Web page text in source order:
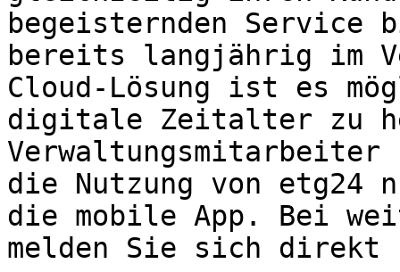
begeisternden Service
bereits langjährig im
Cloud-Lösung ist es
digitale Zeitalter zu
Verwaltungsmitarbeiter
die Nutzung von etg24
die mobile App. Bei
melden Sie sich direkt